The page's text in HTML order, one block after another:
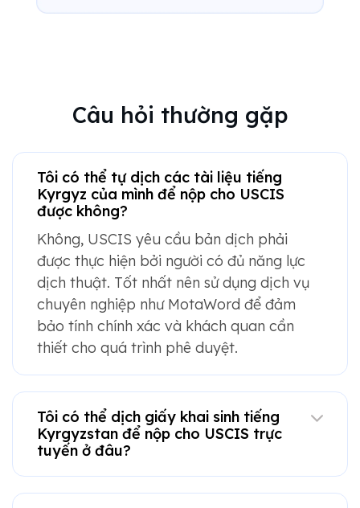
Câu hỏi thường gặp
Tôi có thể tự dịch các tài liệu tiếng
Kyrgyz của mình để nộp cho USCIS
được không?
Không, USCIS yêu cầu bản dịch phải
được thực hiện bởi người có đủ năng lực
dịch thuật. Tốt nhất nên sử dụng dịch vụ
chuyên nghiệp như MotaWord để đảm
bảo tính chính xác và khách quan cần
thiết cho quá trình phê duyệt.
Tôi có thể dịch giấy khai sinh tiếng
Kyrgyzstan để nộp cho USCIS trực
tuyến ở đâu?